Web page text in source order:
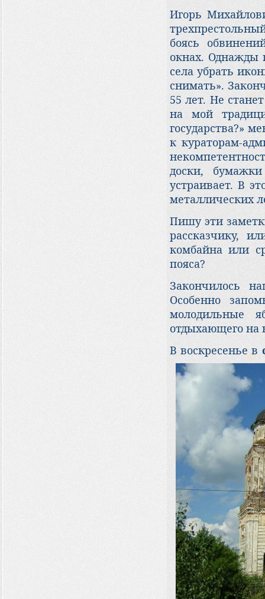
Игорь
боясь
окнах. Однажды
села убрать
снимать».
55 лет. Не
на мой
государства?»
к кураторам-
доски,
устраивает. В
металлических
Пишу эти
рассказчику,
комбайна или
пояса?
Закончилось
Особенно
молодильные
отдыхающего на
В воскресенье в